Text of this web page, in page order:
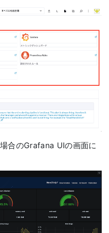
合のGrafana UIの画面に